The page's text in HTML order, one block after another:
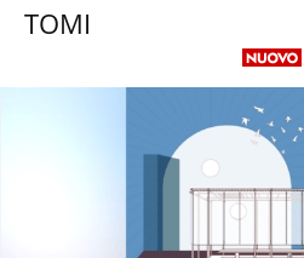
TOMI